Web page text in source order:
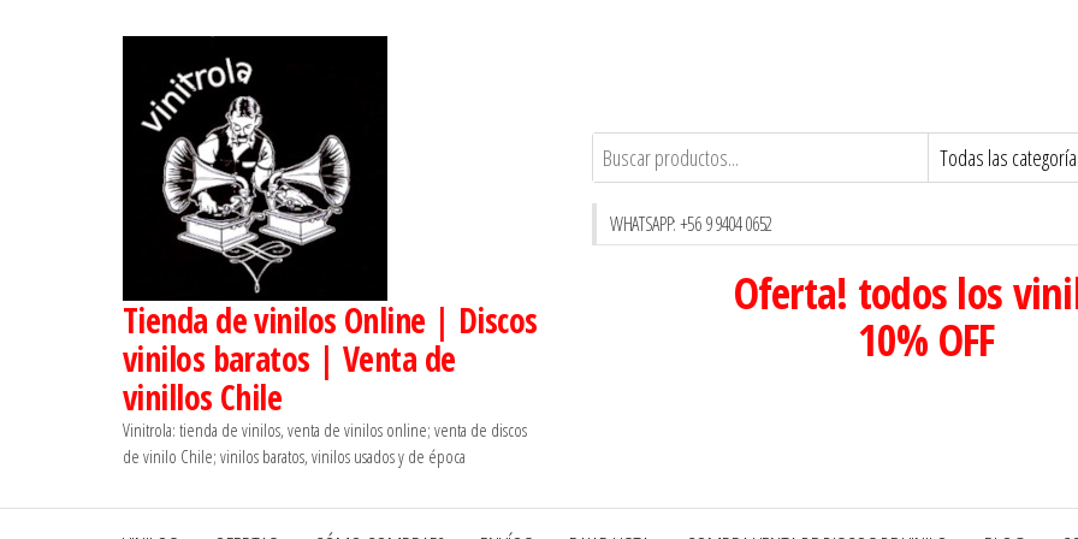
Tienda de vinilos Online | Discos
vinilos baratos | Venta de
vinillos Chile
Vinitrola: tienda de vinilos, venta de vinilos online; venta de discos
de vinilo Chile; vinilos baratos, vinilos usados y de época
WHATSAPP: +56 9 9404 0652
Oferta! todos los
10% OFF